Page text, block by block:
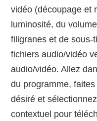
vidéo (découpage et
luminosité, du
filigranes et de sous-
fichiers audio/vidéo
audio/vidéo. Allez
du programme,
désiré et
contextuel pour